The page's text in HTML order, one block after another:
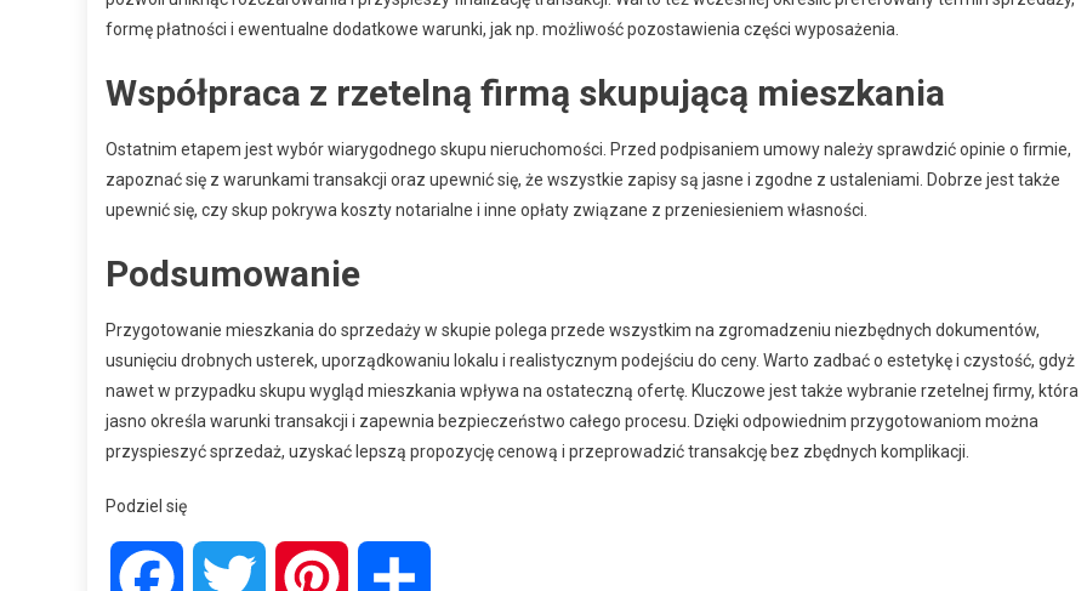
formę płatności i ewentualne dodatkowe warunki, jak np. możliwość pozostawienia części wyposażenia.
Współpraca z rzetelną firmą skupującą mieszkania
Ostatnim etapem jest wybór wiarygodnego skupu nieruchomości. Przed podpisaniem umowy należy sprawdzić opinie o firmie,
zapoznać się z warunkami transakcji oraz upewnić się, że wszystkie zapisy są jasne i zgodne z ustaleniami. Dobrze jest także
upewnić się, czy skup pokrywa koszty notarialne i inne opłaty związane z przeniesieniem własności.
Podsumowanie
Przygotowanie mieszkania do sprzedaży w skupie polega przede wszystkim na zgromadzeniu niezbędnych dokumentów,
usunięciu drobnych usterek, uporządkowaniu lokalu i realistycznym podejściu do ceny. Warto zadbać o estetykę i czystość, gdyż
nawet w przypadku skupu wygląd mieszkania wpływa na ostateczną ofertę. Kluczowe jest także wybranie rzetelnej firmy, która
jasno określa warunki transakcji i zapewnia bezpieczeństwo całego procesu. Dzięki odpowiednim przygotowaniom można
przyspieszyć sprzedaż, uzyskać lepszą propozycję cenową i przeprowadzić transakcję bez zbędnych komplikacji.
Podziel się
Facebook Twitter Pinterest